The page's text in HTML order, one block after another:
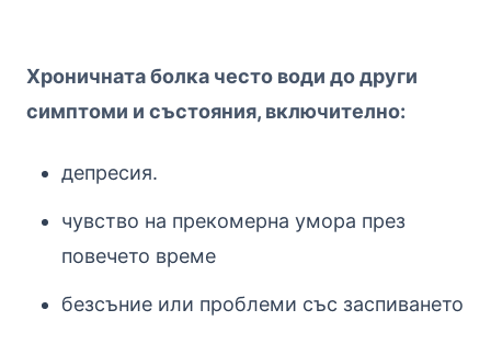
Хроничната болка често води до други
симптоми и състояния, включително:
депресия.
чувство на прекомерна умора през
повечето време
безсъние или проблеми със заспиването